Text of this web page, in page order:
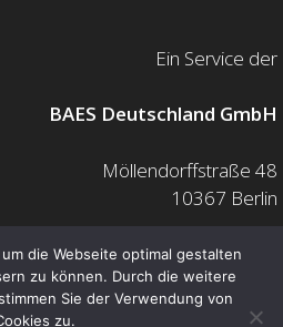
Ein Service der
BAES Deutschland GmbH
Möllendorffstraße 48
10367 Berlin
Mail: info@baes.de
Telefon: 030 200 7378 0
Fax: 0800 880 1139 55
die Webseite optimal gestalten
zu können. Durch die weitere
Sie der Verwendung von
zu.